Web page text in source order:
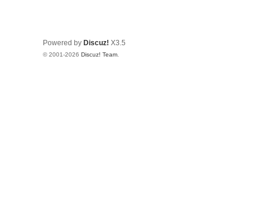
Powered by Discuz! X3.5
© 2001-2026 Discuz! Team